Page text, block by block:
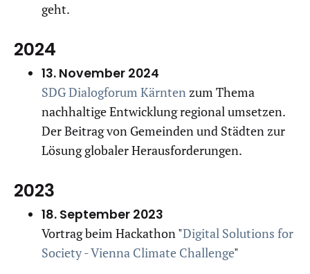
geht.
2024
13. November 2024
SDG Dialogforum Kärntenzum Thema
nachhaltige Entwicklung regional umsetzen.
Der Beitrag von Gemeinden und Städten zur
Lösung globaler Herausforderungen.
2023
18. September 2023
Vortrag beim Hackathon "Digital Solutions for
Society - Vienna Climate Challenge"